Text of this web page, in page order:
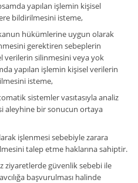
yapılan işlemin kişisel
bildirilmesini isteme,
hükümlerine uygun olarak
gerektiren sebeplerin
verilerin silinmesini veya yok
yapılan işlemin kişisel verilerin
isteme,
sistemler vasıtasıyla analiz
aleyhine bir sonucun ortaya
işlenmesi sebebiyle zarara
talep etme haklarına sahiptir.
ziyaretlerde güvenlik sebebi ile
başvurulması halinde